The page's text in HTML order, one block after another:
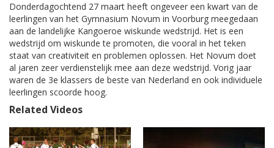
Donderdagochtend 27 maart heeft ongeveer een kwart van de
leerlingen van het Gymnasium Novum in Voorburg meegedaan
aan de landelijke Kangoeroe wiskunde wedstrijd. Het is een
wedstrijd om wiskunde te promoten, die vooral in het teken
staat van creativiteit en problemen oplossen. Het Novum doet
al jaren zeer verdienstelijk mee aan deze wedstrijd. Vorig jaar
waren de 3e klassers de beste van Nederland en ook individuele
leerlingen scoorde hoog.
Related Videos